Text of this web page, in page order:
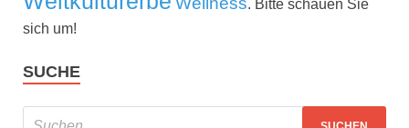
. Bitte schauen Sie
sich um!
SUCHE